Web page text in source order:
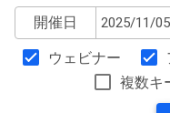
開催日
ウェビナー
複数キ